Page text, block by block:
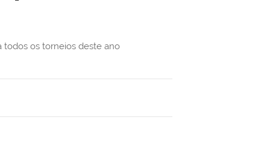
os torneios deste ano